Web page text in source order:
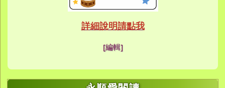
link to https://
link to https://
link to https://
link to https://
link to https://
link to https://
link to https://
link to https://
link to https://
link to https://
link to https://
link to https://
link to https://
link to https://
link to https://
link to https://
link to https://
link to https://
link to https://
link to https://
link to https://
link to https://
link to https://
link to https://
link to https://
link to https://
link to https://
link to https://
link to https://
link to https://
link to https://
link to https://
link to https://
link to https://
link to https://
link to https://
link to https://
link to https://
link to https://
link to https://
link to https://
link to https://
link to https://
link to https://
link to https://
link to https://
link to https://
link to https://
link to https://
link to https://
link to https://
link to https://
link to https://
link to https://
link to https://
link to https://
link to https://
link to https://
link to https://
ink to https://forms.gle/
詳細說明請點我
link to https://
[編輯]